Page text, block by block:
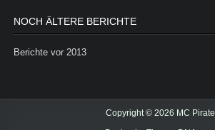
NOCH ÄLTERE BERICHTE
Berichte vor 2013
Copyright © 2026 MC Pirate